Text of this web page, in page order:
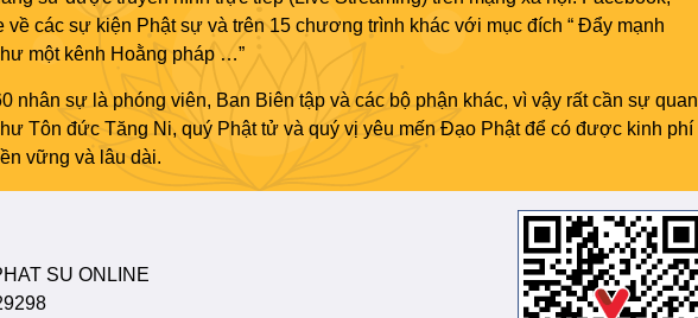
về các sự kiện Phật sự và trên 15 chương trình khác với mục đích “ Đẩy mạnh
một kênh Hoằng pháp …”
nhân sự là phóng viên, Ban Biên tập và các bộ phận khác, vì vậy rất cần sự quan
Tôn đức Tăng Ni, quý Phật tử và quý vị yêu mến Đạo Phật để có được kinh phí
vững và lâu dài.
SU ONLINE